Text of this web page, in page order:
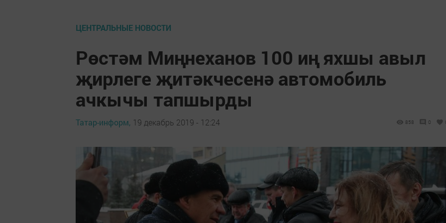
ЦЕНТРАЛЬНЫЕ НОВОСТИ
Рөстәм Миңнеханов 100 иң яхшы авыл
җирлеге җитәкчесенә автомобиль
ачкычы тапшырды
Татар-информ, 19 декабрь 2019 - 12:24 858 0